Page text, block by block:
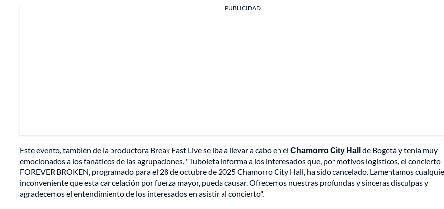
PUBLICIDAD
Este evento, también de la productora Break Fast Live se iba a llevar a cabo en el Chamorro City Hallde Bogotá y tenía muy
emocionados a los fanáticos de las agrupaciones. "Tuboleta informa a los interesados que, por motivos logísticos, el concierto
FOREVER BROKEN, programado para el 28 de octubre de 2025 Chamorro City Hall, ha sido cancelado. Lamentamos
inconveniente que esta cancelación por fuerza mayor, pueda causar. Ofrecemos nuestras profundas y sinceras disculpas y
agradecemos el entendimiento de los interesados en asistir al concierto".